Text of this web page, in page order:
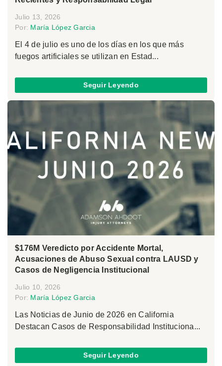
Julio 13, 2026
Por: María López Garcia
El 4 de julio es uno de los días en los que más
fuegos artificiales se utilizan en Estad...
Seguir Leyendo
$176M Veredicto por Accidente Mortal,
Acusaciones de Abuso Sexual contra LAUSD y
Casos de Negligencia Institucional
Julio 10, 2026
Por: María López Garcia
Las Noticias de Junio de 2026 en California
Destacan Casos de Responsabilidad Instituciona...
Seguir Leyendo